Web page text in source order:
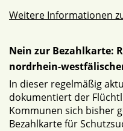
Weitere Informationen
Nein zur Bezahlkarte:
nordrhein-
In dieser regelmäßig
dokumentiert der
Kommunen sich bisher
Bezahlkarte für